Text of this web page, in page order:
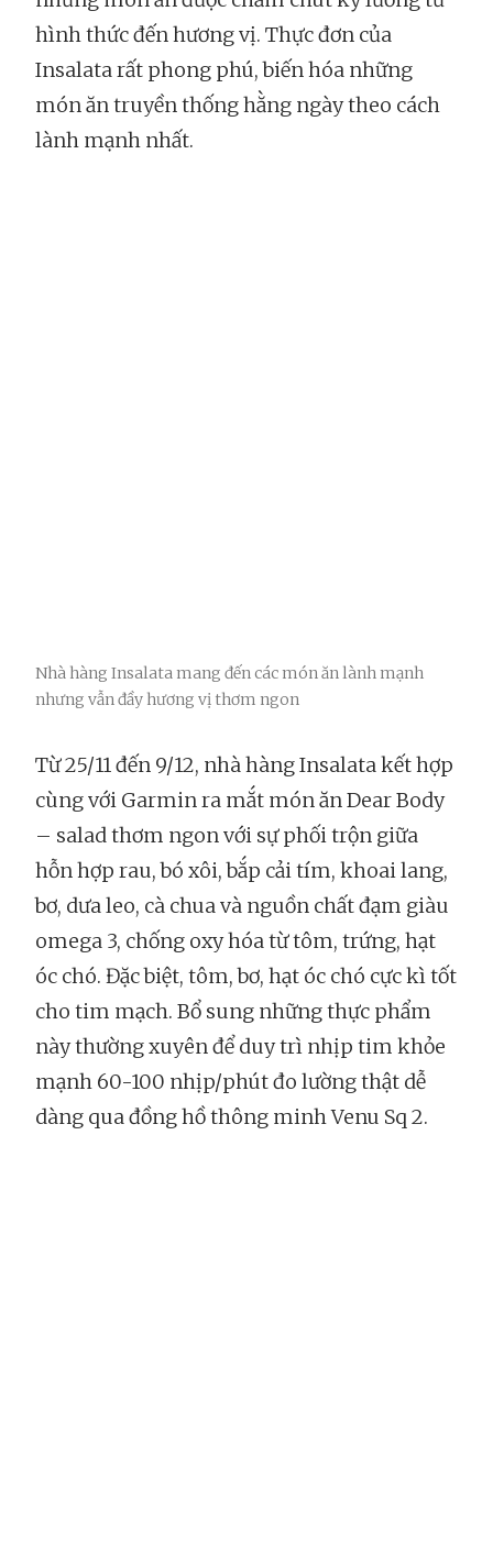
hình thức đến hương vị. Thực đơn của
Insalata rất phong phú, biến hóa những
món ăn truyền thống hằng ngày theo cách
lành mạnh nhất.
Nhà hàng Insalata mang đến các món ăn lành mạnh
nhưng vẫn đầy hương vị thơm ngon
Từ 25/11 đến 9/12, nhà hàng Insalata kết hợp
cùng với Garmin ra mắt món ăn Dear Body
– salad thơm ngon với sự phối trộn giữa
hỗn hợp rau, bó xôi, bắp cải tím, khoai lang,
bơ, dưa leo, cà chua và nguồn chất đạm giàu
omega 3, chống oxy hóa từ tôm, trứng, hạt
óc chó. Đặc biệt, tôm, bơ, hạt óc chó cực kì tốt
cho tim mạch. Bổ sung những thực phẩm
này thường xuyên để duy trì nhịp tim khỏe
mạnh 60-100 nhịp/phút đo lường thật dễ
dàng qua đồng hồ thông minh Venu Sq 2.